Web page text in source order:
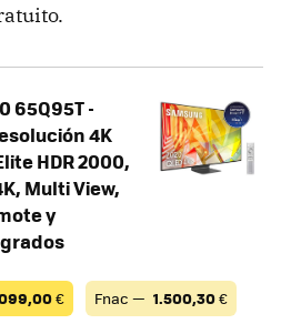
65Q95T -
4K
HDR 2000,
Multi View,
y
€ Fnac — 1.500,30€